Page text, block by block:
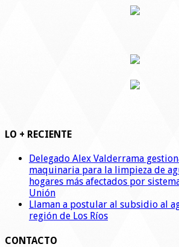
LO + RECIENTE
Delegado Alex Valderrama
maquinaria para la limpieza de
hogares más afectados por
Unión
Llaman a postular al subsidio al
región de Los Ríos
CONTACTO